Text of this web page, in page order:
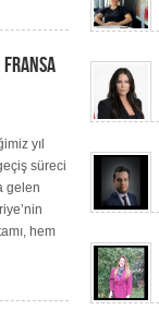
yıl
süreci
gelen
hem